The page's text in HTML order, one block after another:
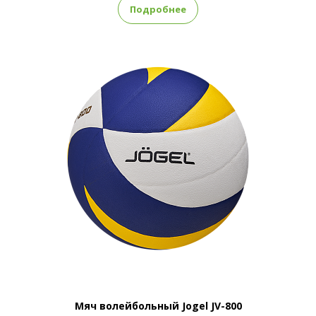
Подробнее
Мяч волейбольный Jogel JV-800